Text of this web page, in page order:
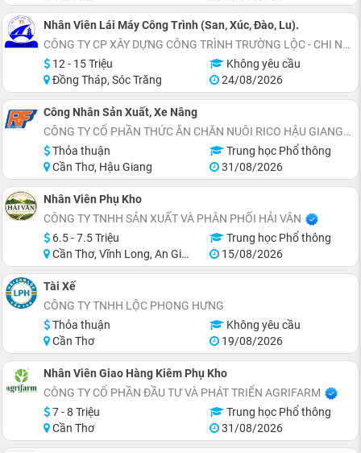
Nhân Viên Lái Máy Công Trình (San, Xúc, Đào, Lu).
CÔNG TY CP XÂY DỰNG CÔNG TRÌNH TRƯỜNG LỘC - CHI NHÁNH CẦN THƠ
12 - 15 Triệu
Không yêu cầu
Đồng Tháp, Sóc Trăng
24/08/2026
Công Nhân Sản Xuất, Xe Nâng
CÔNG TY CỔ PHẦN THỨC ĂN CHĂN NUÔI RICO HẬU GIANG
Thỏa thuận
Trung học Phổ thông
Cần Thơ, Hậu Giang
31/08/2026
Nhân Viên Phụ Kho
CÔNG TY TNHH SẢN XUẤT VÀ PHÂN PHỐI HẢI VÂN
6.5 - 7.5 Triệu
Trung học Phổ thông
Cần Thơ, Vĩnh Long, An Giang, Kiên Giang, Hậu Giang
15/08/2026
Tài Xế
CÔNG TY TNHH LỘC PHONG HƯNG
Thỏa thuận
Không yêu cầu
Cần Thơ
19/08/2026
Nhân Viên Giao Hàng Kiêm Phụ Kho
CÔNG TY CỔ PHẦN ĐẦU TƯ VÀ PHÁT TRIỂN AGRIFARM
7 - 8 Triệu
Trung học Phổ thông
Cần Thơ
31/08/2026